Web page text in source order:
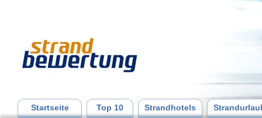
Startseite Top 10 Strandhotels